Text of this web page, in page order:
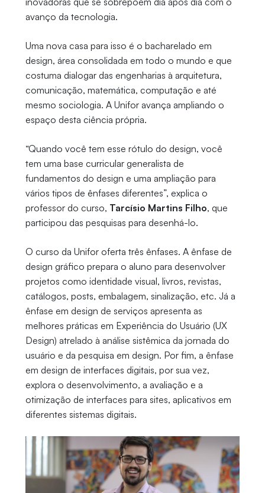
avanço da tecnologia.
Uma nova casa para isso é o bacharelado em
design, área consolidada em todo o mundo e que
costuma dialogar das engenharias à arquitetura,
comunicação, matemática, computação e até
mesmo sociologia. A Unifor avança ampliando o
espaço desta ciência própria.
“Quando você tem esse rótulo do design, você
tem uma base curricular generalista de
fundamentos do design e uma ampliação para
vários tipos de ênfases diferentes”, explica o
professor do curso, Tarcísio Martins Filho, que
participou das pesquisas para desenhá-lo.
O curso da Unifor oferta três ênfases. A ênfase de
design gráfico prepara o aluno para desenvolver
projetos como identidade visual, livros, revistas,
catálogos, posts, embalagem, sinalização, etc. Já a
ênfase em design de serviços apresenta as
melhores práticas em Experiência do Usuário (UX
Design) atrelado à análise sistêmica da jornada do
usuário e da pesquisa em design. Por fim, a ênfase
em design de interfaces digitais, por sua vez,
explora o desenvolvimento, a avaliação e a
otimização de interfaces para sites, aplicativos em
diferentes sistemas digitais.